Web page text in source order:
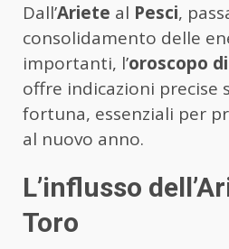
Dall’Ariete al Pesci,
consolidamento delle
importanti, l’oroscopo
offre indicazioni precise
fortuna, essenziali per
al nuovo anno.
L’influsso
Toro